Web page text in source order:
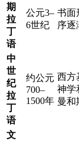
期
拉
丁
语
公元3–
6世纪
书面
序逐
中
世
纪
拉
丁
语
约公元
700–
1500年
西方
神学
曼和
文